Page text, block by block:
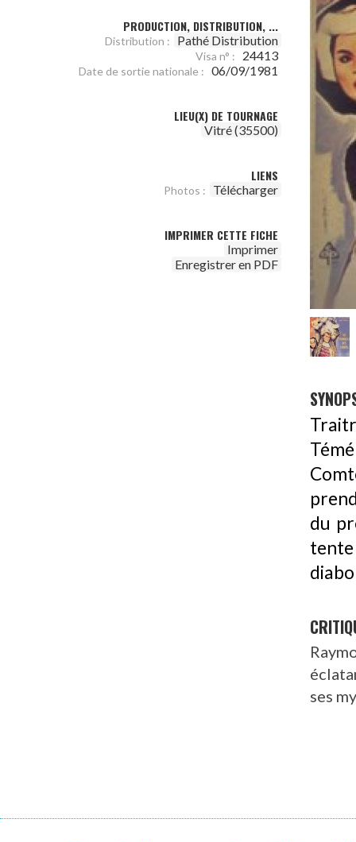
PRODUCTION, DISTRIBUTION, ...
Distribution : Pathé Distribution
Visa n° : 24413
Date de sortie nationale : 06/09/1981
LIEU(X) DE TOURNAGE
Vitré (35500)
LIENS
Photos : Télécharger
IMPRIMER CETTE FICHE
Imprimer
Enregistrer en PDF
du
ses